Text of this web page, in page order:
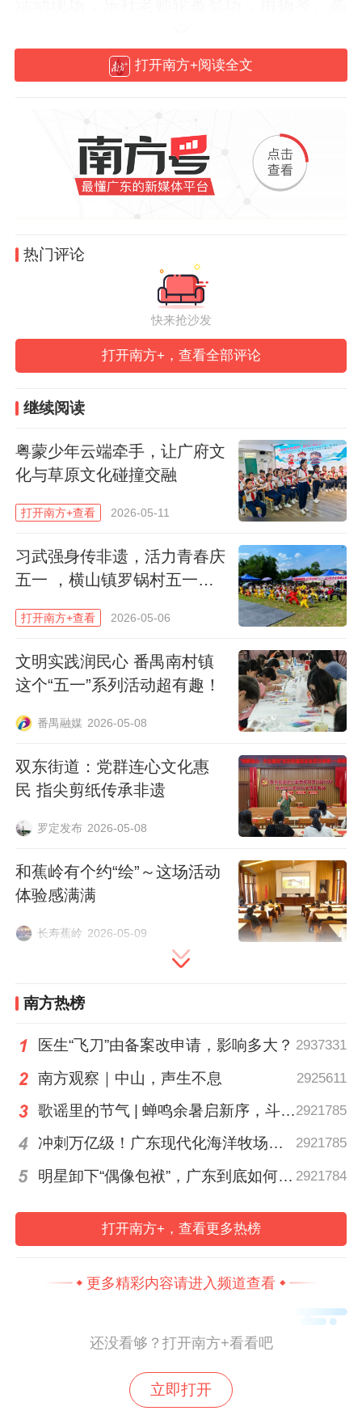
了《步步高》《雨打芭蕉》《春郊试马》等
经典广东音乐曲目。丝竹齐鸣，旋律悠扬，
卷，让同学们沉浸式感受岭南丝竹的独特韵
在乐器科普互动环节，乐社老师向同学们展
乐器的构造特点与演奏方式，并邀请同学们
近距离观察、触摸体验。大家兴致勃勃地围
在乐器旁，认真聆听讲解，不少同学还在老
师的指导下尝试简单的演奏动作，打破了传
统音乐“只能听、不能碰”的距离感，极大激
发了同学们对广东音乐的兴趣。趣味互动环
节将活动推向高潮，在《春郊试马》的旋律
中，同学们跟随节奏挥动双手，沉浸式感受
广东音乐的韵律之美；随后的知识问答环
节，大家踊跃举手、积极作答，在轻松愉快
的氛围中巩固了所学的广东音乐知识。
本次活动以“经典曲目展演+乐器科普互动+趣
味知识问答”的形式，将非遗与校园文化深度
融合，不仅让同学们近距离感受了广东音乐
更在青少年心中种下了传承岭南传统文化的
种子。下一步，钟村街党群服务中心将持续
深化“向善乐社”文化惠民品牌建设，常态化
开展非遗进校园、进社区系列活动，推动岭
南优秀传统文化在基层落地生根、代代相
打开南方+阅读全文
热门评论
快来抢沙发
打开南方+，查看全部评论
继续阅读
粤蒙少年云端牵手，让广府文
化与草原文化碰撞交融
打开南方+查看 2026-05-11
习武强身传非遗，活力青春庆
五一 ，横山镇罗锅村五一武
打开南方+查看 2026-05-06
文明实践润民心 番禺南村镇
这个“五一”系列活动超有趣！
番禺融媒 2026-05-08
双东街道：党群连心文化惠
民 指尖剪纸传承非遗
罗定发布 2026-05-08
和蕉岭有个约“绘”～这场活动
体验感满满
长寿蕉岭 2026-05-09
南方热榜
医生“飞刀”由备案改申请，影响多大？ 2937331
南方观察｜中山，声生不息 2925611
歌谣里的节气 | 蝉鸣余暑启新序，斗指西南迎立秋2921785
冲刺万亿级！广东现代化海洋牧场建设提速 2921785
明星卸下“偶像包袱”，广东到底如何让人变松弛？ | 好看·南方号 2921784
打开南方+，查看更多热榜
更多精彩内容请进入频道查看
还没看够？打开南方+看看吧
立即打开